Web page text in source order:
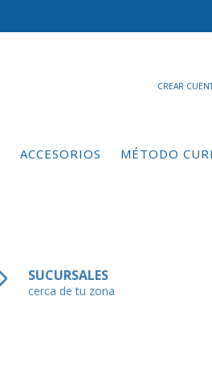
CREAR
ACCESORIOS MÉTODO
SUCURSALES
cerca de tu zona